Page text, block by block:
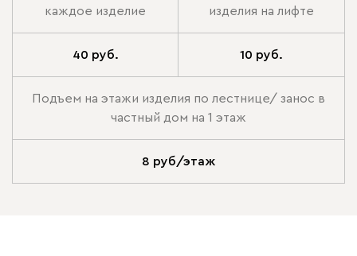
каждое изделие
изделия на лифте
40 руб. 10 руб.
Подъем на этажи изделия по лестнице/ занос в
частный дом на 1 этаж
8 руб/этаж